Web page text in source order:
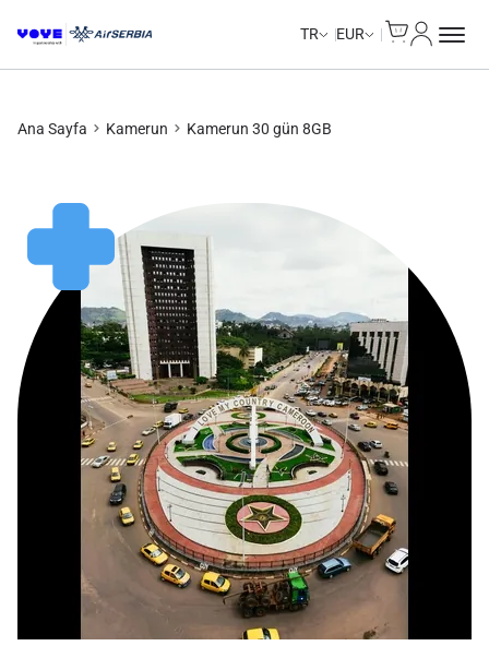
TR EUR
Ana Sayfa Kamerun Kamerun 30 gün 8GB